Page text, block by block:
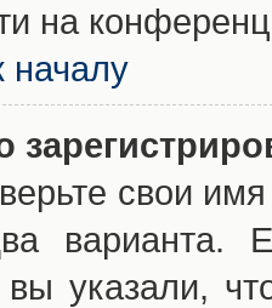
на
началу
свои
варианта.
вы указали,